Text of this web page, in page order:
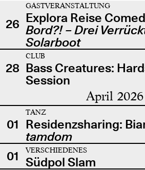
26
GASTVERANSTALTUNG
Explora Reise
Bord?! – Drei
Solarboot
28
CLUB
Bass Creatures:
Session
April 2026
01
TANZ
Residenzsharing:
tamdom
01
VERSCHIEDENES
Südpol Slam